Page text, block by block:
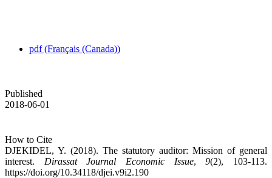
pdf (Français (Canada))
Published
2018-06-01
How to Cite
DJEKIDEL, Y. (2018). The statutory auditor: Mission of general
interest. Dirassat Journal Economic Issue,9(2), 103-113.
https://doi.org/10.34118/djei.v9i2.190